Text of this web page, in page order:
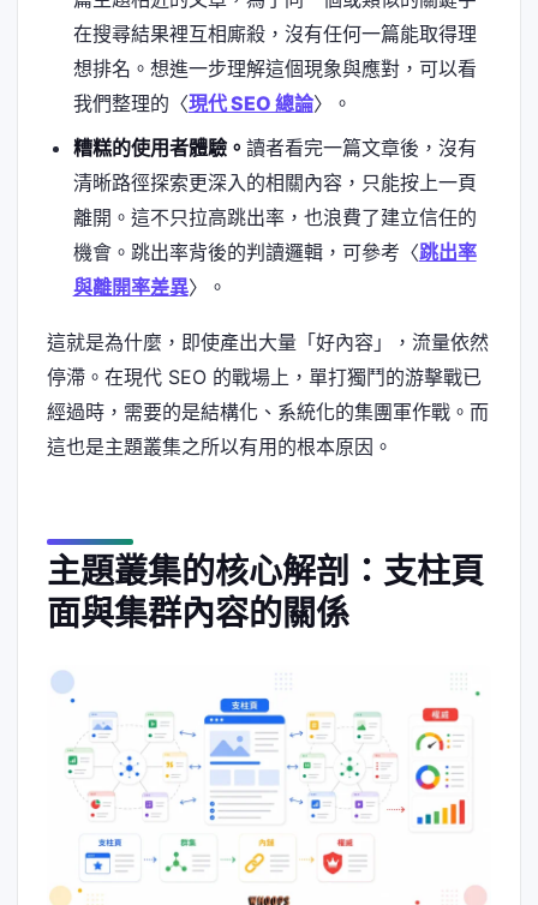
在搜尋結果裡互相廝殺，沒有任何一篇能取得理
想排名。想進一步理解這個現象與應對，可以看
我們整理的〈現代 SEO 總論〉。
糟糕的使用者體驗。 讀者看完一篇文章後，沒有
清晰路徑探索更深入的相關內容，只能按上一頁
離開。這不只拉高跳出率，也浪費了建立信任的
機會。跳出率背後的判讀邏輯，可參考〈跳出率
與離開率差異〉。
這就是為什麼，即使產出大量「好內容」，流量依然
停滯。在現代 SEO 的戰場上，單打獨鬥的游擊戰已
經過時，需要的是結構化、系統化的集團軍作戰。而
這也是主題叢集之所以有用的根本原因。
主題叢集的核心解剖：支柱頁
面與集群內容的關係